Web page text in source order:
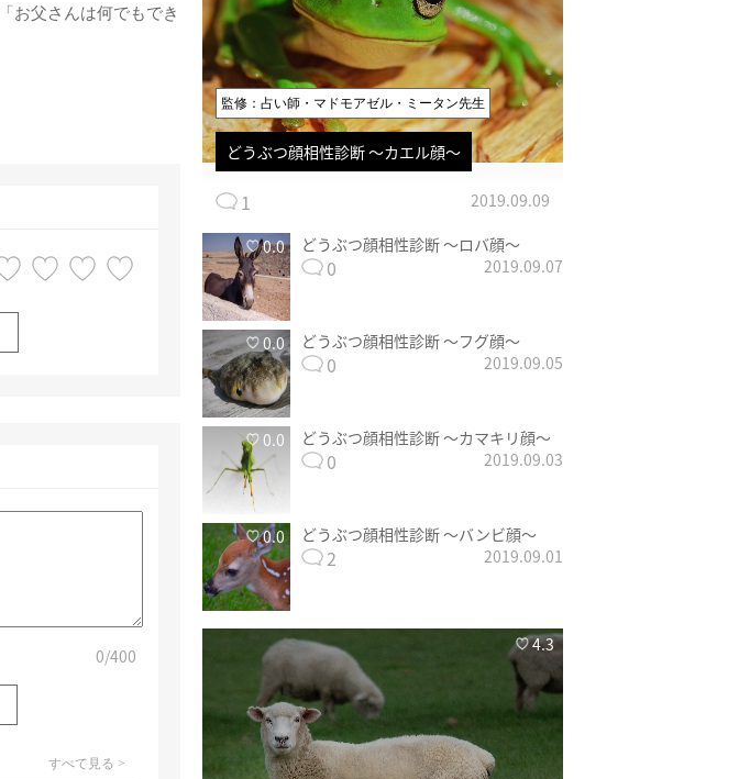
お父さんは何でもでき
0/400
すべて見る >
監修：占い師・マドモアゼル・ミータン先生
どうぶつ顔相性診断 〜カエル顔〜
1 2019.09.09
0.0 どうぶつ顔相性診断 〜ロバ顔〜
0 2019.09.07
0.0 どうぶつ顔相性診断 〜フグ顔〜
0 2019.09.05
0.0 どうぶつ顔相性診断 〜カマキリ顔〜
0 2019.09.03
0.0 どうぶつ顔相性診断 〜バンビ顔〜
2 2019.09.01
4.3